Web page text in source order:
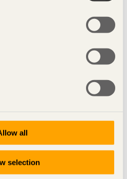
all
selection